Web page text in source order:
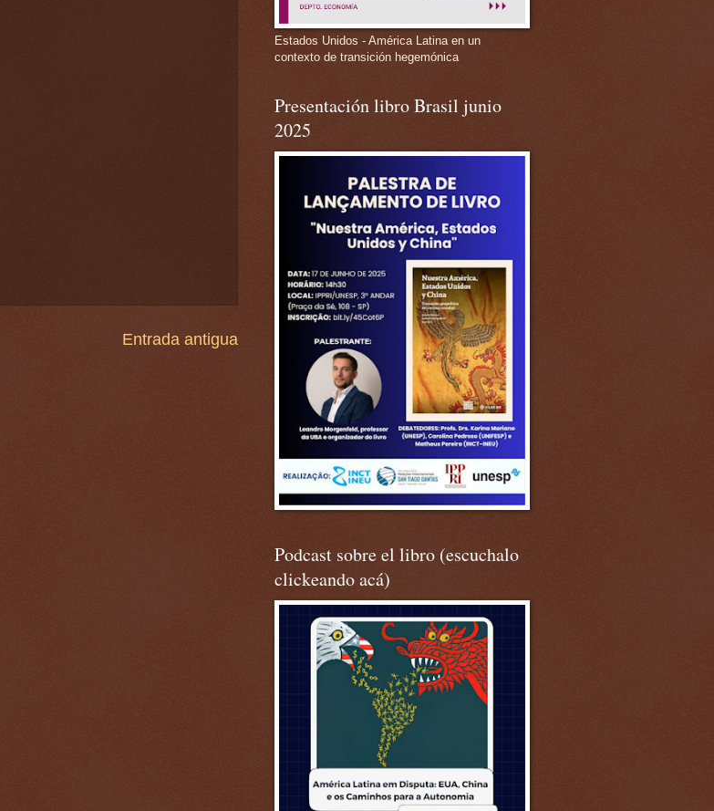
Entrada antigua
Estados Unidos - América Latina en un
contexto de transición hegemónica
Presentación libro Brasil junio
2025
Podcast sobre el libro (escuchalo
clickeando acá)